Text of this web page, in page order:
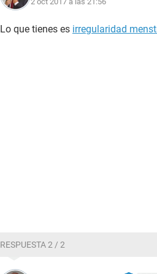
Lo que tienes es irregularidad
RESPUESTA 2 / 2